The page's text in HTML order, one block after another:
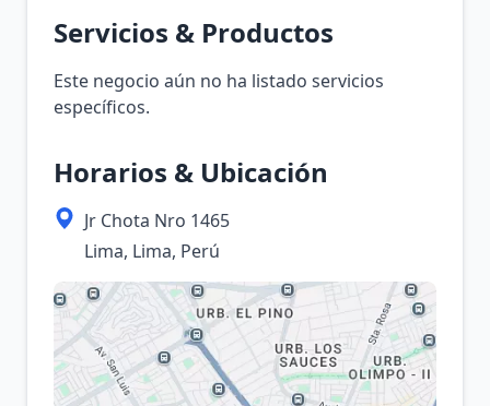
Servicios & Productos
Este negocio aún no ha listado servicios
específicos.
Horarios & Ubicación
Jr Chota Nro 1465
Lima, Lima, Perú